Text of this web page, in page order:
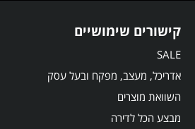
קישורים שימושיים
SALE
אדריכל, מעצב, מפקח ובעל עסק
השוואת מוצרים
מבצע הכל לדירה